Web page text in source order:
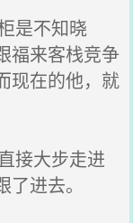
是不知晓
福来客栈竞争
现在的他，就
接大步走进
进去。